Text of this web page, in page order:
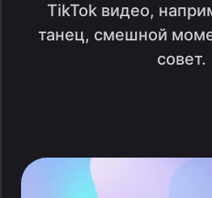
TikTok видео,
танец, смешной
совет.